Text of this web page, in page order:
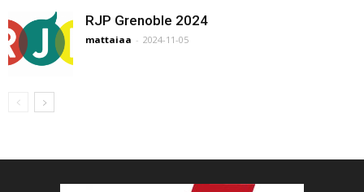
RJP Grenoble 2024
mattaiaa - 2024-11-05